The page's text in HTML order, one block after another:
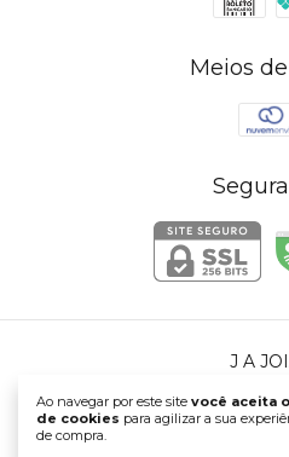
Ao navegar por este site você aceita
de cookies para agilizar a sua
de compra.
Meios
J A